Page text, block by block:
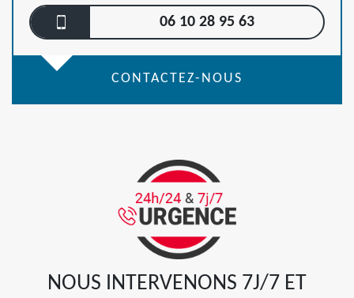
06 10 28 95 63
CONTACTEZ-NOUS
NOUS INTERVENONS 7J/7 ET